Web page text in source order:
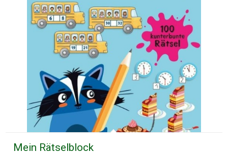
Mein Rätselblock